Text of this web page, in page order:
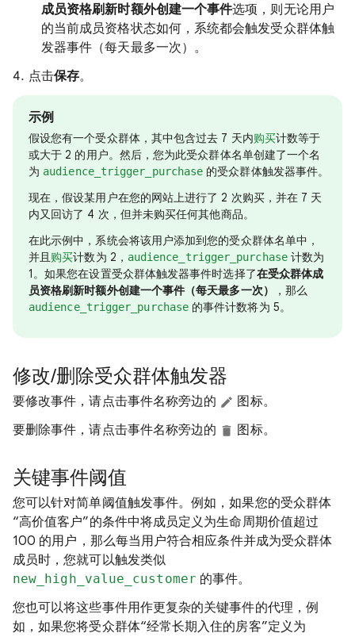
成员资格刷新时额外创建一个事件选项，则无论用户
的当前成员资格状态如何，系统都会触发受众群体触
发器事件（每天最多一次）。
点击保存。
示例
假设您有一个受众群体，其中包含过去 7 天内购买计数等于
或大于 2 的用户。然后，您为此受众群体名单创建了一个名
为 audience_trigger_purchase 的受众群体触发器事件。
现在，假设某用户在您的网站上进行了 2 次购买，并在 7 天
内又回访了 4 次，但并未购买任何其他商品。
在此示例中，系统会将该用户添加到您的受众群体名单中，
并且 购买计数为 2， audience_trigger_purchase计数为
1。如果您在设置受众群体触发器事件时选择了在受众群体成
员资格刷新时额外创建一个事件（每天最多一次）
，那么
audience_trigger_purchase 的事件计数将为 5。
修改/删除受众群体触发器
要修改事件，请点击事件名称旁边的
图标。
要删除事件，请点击事件名称旁边的
图标。
关键事件阈值
您可以针对简单阈值触发事件。例如，如果您的受众群体
“高价值客户”的条件中将成员定义为生命周期价值超过
100 的用户，那么每当用户符合相应条件并成为受众群体
成员时，您就可以触发类似
new_high_value_customer 的事件。
您也可以将这些事件用作更复杂的关键事件的代理，例
如，如果您将受众群体“经常长期入住的房客”定义为